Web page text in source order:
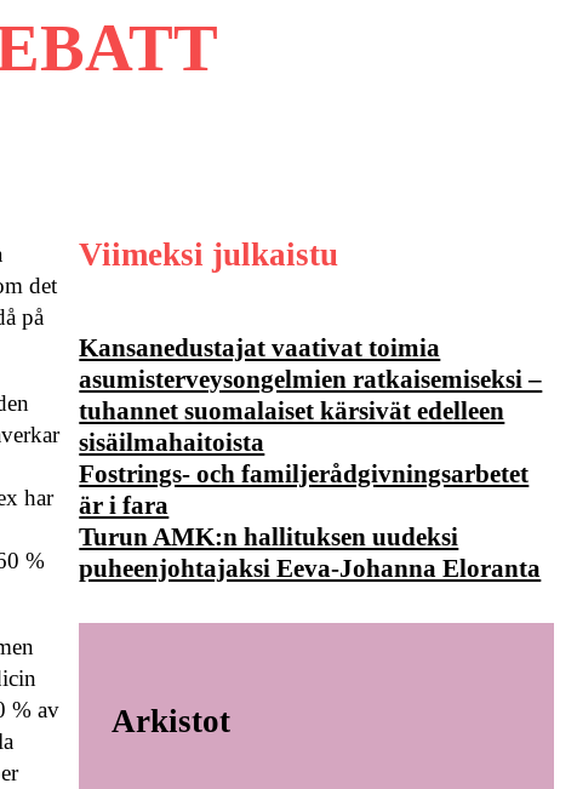
det
på
har
%
% av
Viimeksi julkaistu
Kansanedustajat vaativat toimia
asumisterveysongelmien ratkaisemiseksi –
tuhannet suomalaiset kärsivät edelleen
sisäilmahaitoista
Fostrings- och familjerådgivningsarbetet
är i fara
Turun AMK:n hallituksen uudeksi
puheenjohtajaksi Eeva-Johanna Eloranta
Arkistot